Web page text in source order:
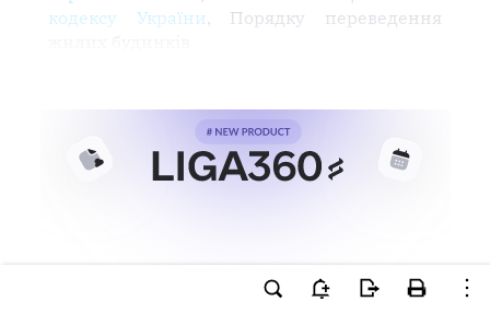
кодексу України, Порядку переведення
Ви намагаєтесь використати